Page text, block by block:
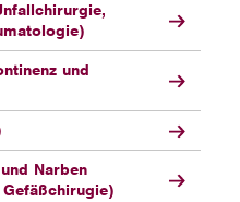
und
Narben